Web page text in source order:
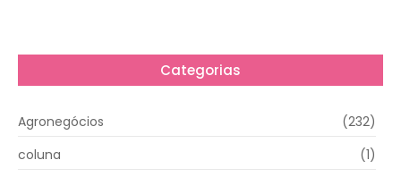
Categorias
Agronegócios
(232)
coluna
(1)